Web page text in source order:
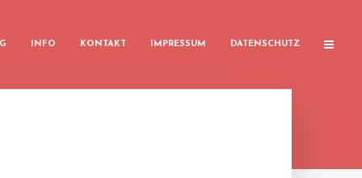
INFO KONTAKT IMPRESSUM DATENSCHUTZ